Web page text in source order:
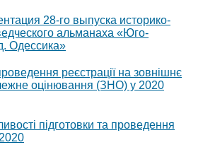
28-го выпуска историко-
альманаха «Юго-
Одессика»
реєстрації на зовнішнє
оцінювання (ЗНО) у 2020
підготовки та проведення